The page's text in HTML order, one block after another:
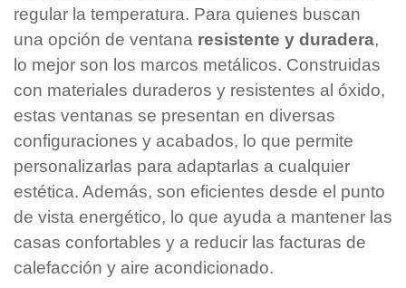
regular la temperatura. Para quienes buscan
una opción de ventana resistente y duradera,
lo mejor son los marcos metálicos. Construidas
con materiales duraderos y resistentes al óxido,
estas ventanas se presentan en diversas
configuraciones y acabados, lo que permite
personalizarlas para adaptarlas a cualquier
estética. Además, son eficientes desde el punto
de vista energético, lo que ayuda a mantener las
casas confortables y a reducir las facturas de
calefacción y aire acondicionado.